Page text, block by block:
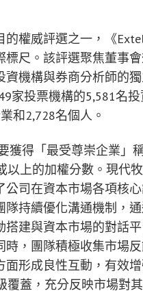
權威評選之一，《
尺。該評選聚焦董事
資機構與券商分析師的
家投票機構的5,581名
和2,728名個人。
獲得「最受尊崇企業」
以上的加權分數。現代
司在資本市場各項核
隊持續優化溝通機制，
搭建與資本市場的對話
時，團隊積極收集市場
面形成良性互動，有效
蓋，充分反映市場對